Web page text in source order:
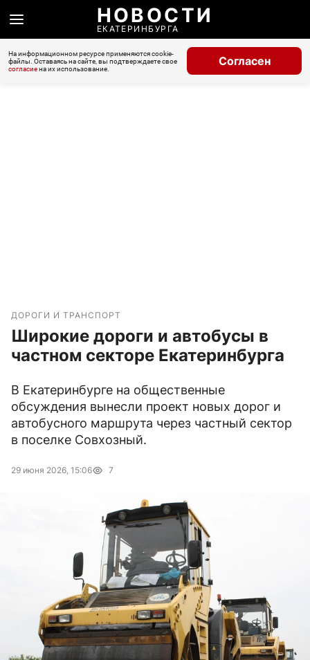
НОВОСТИ
ЕКАТЕРИНБУРГА
На информационном ресурсе применяются cookie-
файлы. Оставаясь на сайте, вы подтверждаете свое
согласиена их использование.
Согласен
ДОРОГИ И ТРАНСПОРТ
Широкие дороги и автобусы в
частном секторе Екатеринбурга
В Екатеринбурге на общественные
обсуждения вынесли проект новых дорог и
автобусного маршрута через частный сектор
в поселке Совхозный.
29 июня 2026, 15:06 7